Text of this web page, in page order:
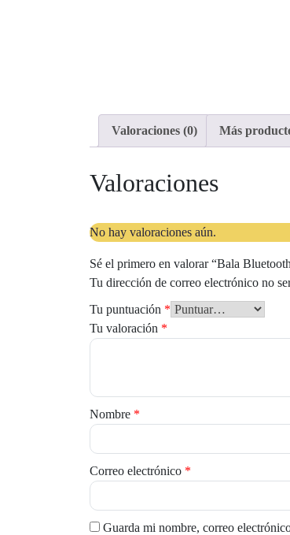
Valoraciones (0) Más
Valoraciones
No hay valoraciones aún.
Sé el primero en valorar “Bala
Tu dirección de correo electrónico no
Tu puntuación *
Tu valoración *
Nombre *
Correo electrónico *
Guarda mi nombre, correo